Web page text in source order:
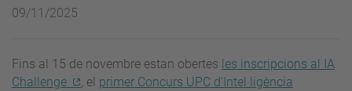
09/11/2025
Fins al 15 de novembre estan obertes les inscripcions al IA
Challenge
, el primer Concurs UPC d’Intel·ligència